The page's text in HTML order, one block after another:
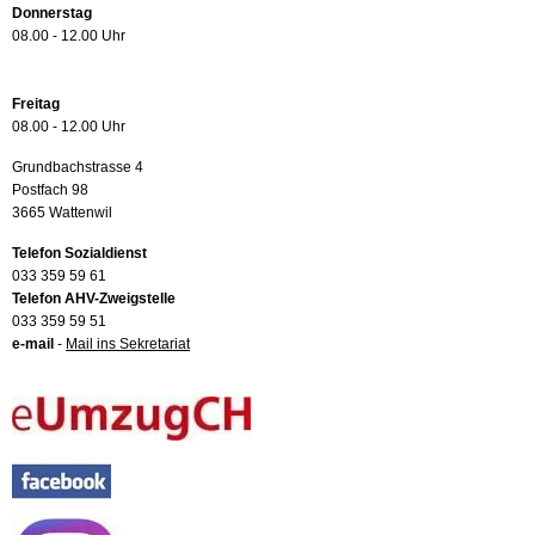
Donnerstag
08.00 - 12.00 Uhr
Freitag
08.00 - 12.00 Uhr
Grundbachstrasse 4
Postfach 98
3665 Wattenwil
Telefon Sozialdienst
033 359 59 61
Telefon AHV-Zweigstelle
033 359 59 51
e-mail - Mail ins Sekretariat